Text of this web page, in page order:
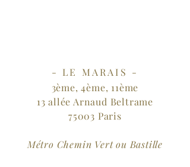
Séance 1 les haïkus à la
plage
- LE MARAIS -
3ème, 4ème, 11ème
13 allée Arnaud Beltrame
75003 Paris
Métro Chemin Vert ou Bastille